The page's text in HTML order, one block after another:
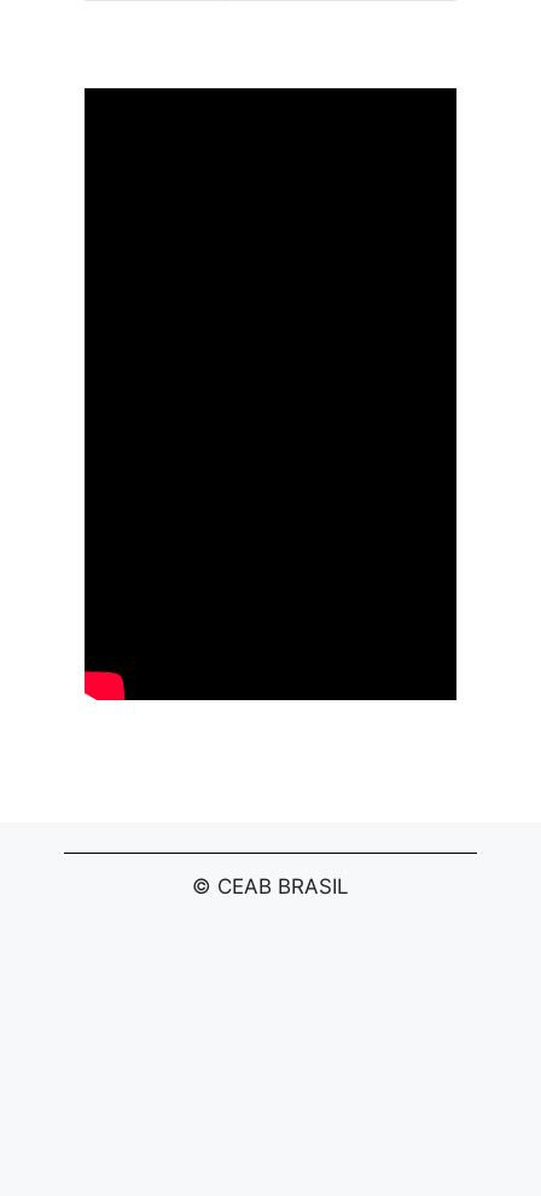
© CEAB BRASIL